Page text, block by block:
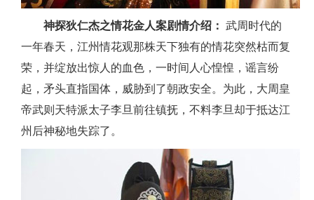
神探狄仁杰之情花金人案剧情介绍：武周时代的
一年春天，江州情花观那株天下独有的情花突然枯而复
荣，并绽放出惊人的血色，一时间人心惶惶，谣言纷
起，矛头直指国体，威胁到了朝政安全。为此，大周皇
帝武则天特派太子李旦前往镇抚，不料李旦却于抵达江
州后神秘地失踪了。